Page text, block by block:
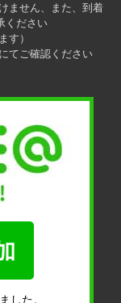
ません、また、到着
ください
す）
てご確認ください
した。